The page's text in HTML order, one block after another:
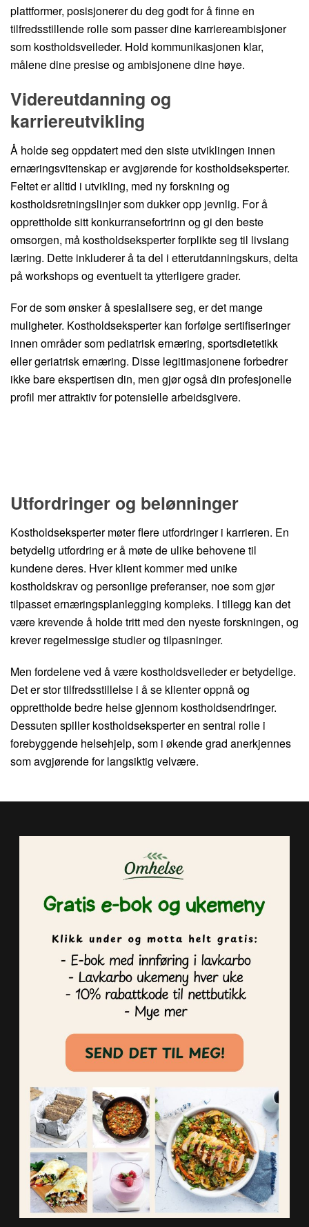
plattformer, posisjonerer du deg godt for å finne en
tilfredsstillende rolle som passer dine karriereambisjoner
som kostholdsveileder. Hold kommunikasjonen klar,
målene dine presise og ambisjonene dine høye.
Videreutdanning og
karriereutvikling
Å holde seg oppdatert med den siste utviklingen innen
ernæringsvitenskap er avgjørende for kostholdseksperter.
Feltet er alltid i utvikling, med ny forskning og
kostholdsretningslinjer som dukker opp jevnlig. For å
opprettholde sitt konkurransefortrinn og gi den beste
omsorgen, må kostholdseksperter forplikte seg til livslang
læring. Dette inkluderer å ta del i etterutdanningskurs, delta
på workshops og eventuelt ta ytterligere grader.
For de som ønsker å spesialisere seg, er det mange
muligheter. Kostholdseksperter kan forfølge sertifiseringer
innen områder som pediatrisk ernæring, sportsdietetikk
eller geriatrisk ernæring. Disse legitimasjonene forbedrer
ikke bare ekspertisen din, men gjør også din profesjonelle
profil mer attraktiv for potensielle arbeidsgivere.
Utfordringer og belønninger
Kostholdseksperter møter flere utfordringer i karrieren. En
betydelig utfordring er å møte de ulike behovene til
kundene deres. Hver klient kommer med unike
kostholdskrav og personlige preferanser, noe som gjør
tilpasset ernæringsplanlegging kompleks. I tillegg kan det
være krevende å holde tritt med den nyeste forskningen, og
krever regelmessige studier og tilpasninger.
Men fordelene ved å være kostholdsveileder er betydelige.
Det er stor tilfredsstillelse i å se klienter oppnå og
opprettholde bedre helse gjennom kostholdsendringer.
Dessuten spiller kostholdseksperter en sentral rolle i
forebyggende helsehjelp, som i økende grad anerkjennes
som avgjørende for langsiktig velvære.